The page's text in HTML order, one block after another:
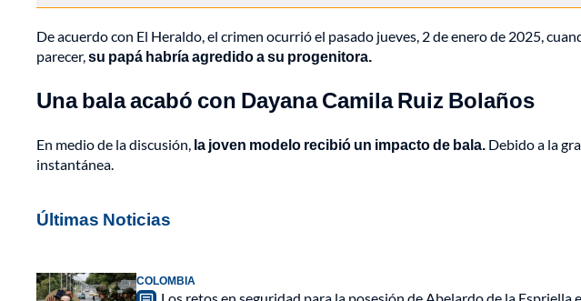
De acuerdo con El Heraldo, el crimen ocurrió el pasado jueves, 2 de enero de 2025,
parecer,su papá habría agredido a su progenitora.
Una bala acabó con Dayana Camila Ruiz Bolaños
En medio de la discusión, la joven modelo recibió un impacto de bala. Debido a la
instantánea.
Últimas Noticias
COLOMBIA